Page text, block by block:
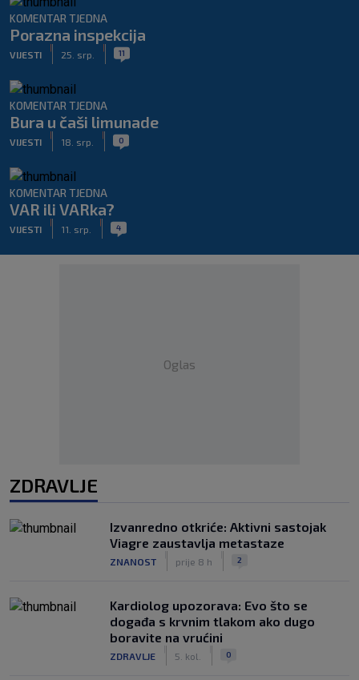
KOMENTAR TJEDNA
Porazna inspekcija
VIJESTI 25. srp. 11
KOMENTAR TJEDNA
Bura u čaši limunade
VIJESTI 18. srp. 0
KOMENTAR TJEDNA
VAR ili VARka?
VIJESTI 11. srp. 4
Oglas
ZDRAVLJE
Izvanredno otkriće: Aktivni sastojak
Viagre zaustavlja metastaze
ZNANOST prije 8 h 2
Kardiolog upozorava: Evo što se
događa s krvnim tlakom ako dugo
boravite na vrućini
ZDRAVLJE 5. kol. 0